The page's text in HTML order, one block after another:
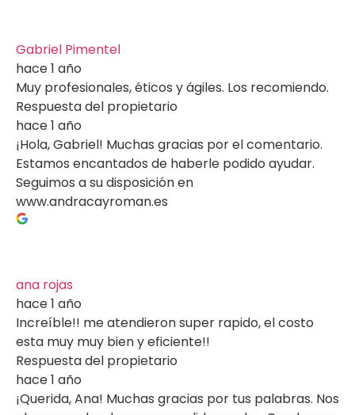
Gabriel Pimentel
hace 1 año
Muy profesionales, éticos y ágiles. Los recomiendo.
Respuesta del propietario
hace 1 año
¡Hola, Gabriel! Muchas gracias por el comentario.
Estamos encantados de haberle podido ayudar.
Seguimos a su disposición en
www.andracayroman.es
ana rojas
hace 1 año
Increíble!! me atendieron super rapido, el costo
esta muy muy bien y eficiente!!
Respuesta del propietario
hace 1 año
¡Querida, Ana! Muchas gracias por tus palabras. Nos